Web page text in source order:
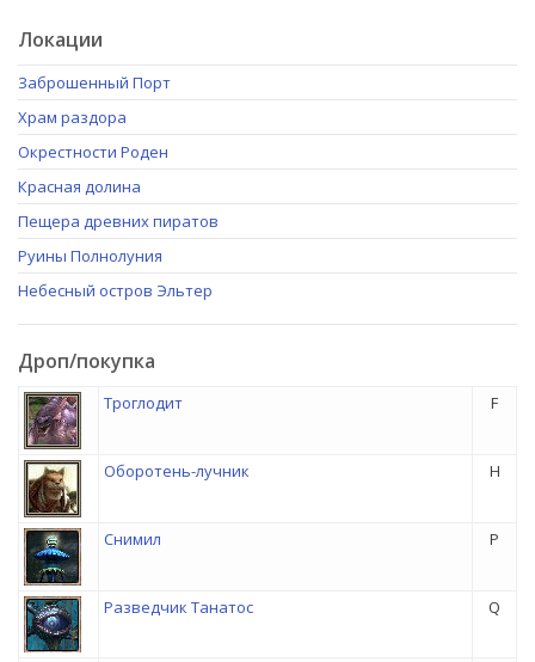
Локации
Заброшенный Порт
Храм раздора
Окрестности Роден
Красная долина
Пещера древних пиратов
Руины Полнолуния
Небесный остров Эльтер
Дроп/покупка
Троглодит F
Оборотень-лучник H
Снимил P
Разведчик Танатос Q